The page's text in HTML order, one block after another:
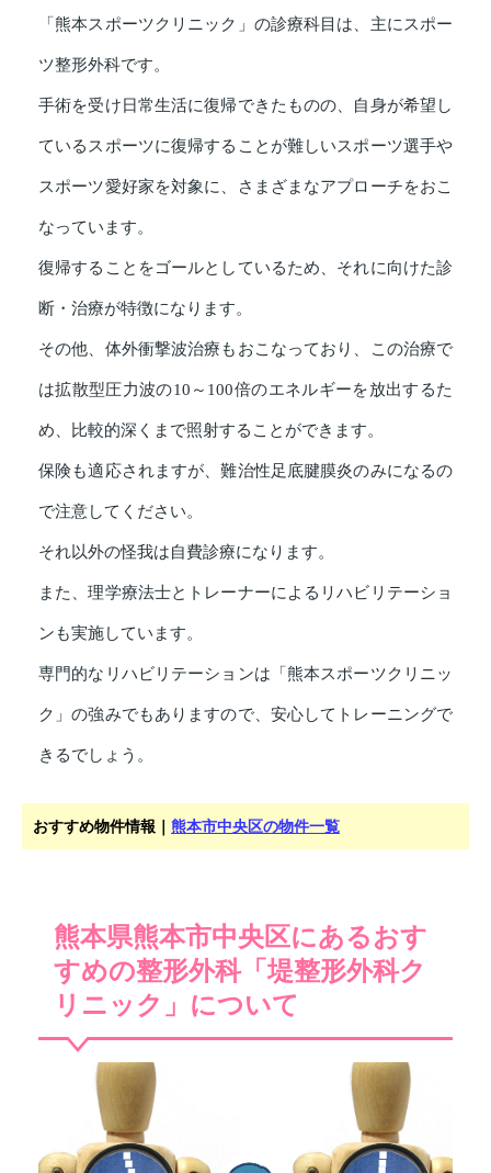
「熊本スポーツクリニック」の診療科目は、主にスポー
ツ整形外科です。
手術を受け日常生活に復帰できたものの、自身が希望し
ているスポーツに復帰することが難しいスポーツ選手や
スポーツ愛好家を対象に、さまざまなアプローチをおこ
なっています。
復帰することをゴールとしているため、それに向けた診
断・治療が特徴になります。
その他、体外衝撃波治療もおこなっており、この治療で
は拡散型圧力波の10～100倍のエネルギーを放出するた
め、比較的深くまで照射することができます。
保険も適応されますが、難治性足底腱膜炎のみになるの
で注意してください。
それ以外の怪我は自費診療になります。
また、理学療法士とトレーナーによるリハビリテーショ
ンも実施しています。
専門的なリハビリテーションは「熊本スポーツクリニッ
ク」の強みでもありますので、安心してトレーニングで
きるでしょう。
おすすめ物件情報｜ 熊本市中央区の物件一覧
熊本県熊本市中央区にあるおす
すめの整形外科「堤整形外科ク
リニック」について